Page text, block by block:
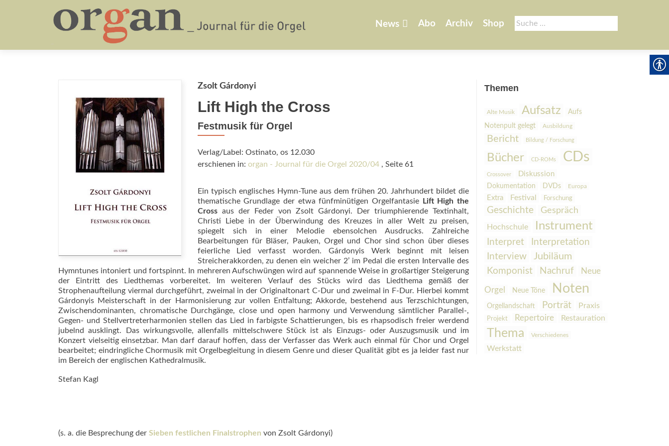
Suche
nach:
springen
News Abo Archiv Shop
Zsolt Gárdonyi
Lift High the Cross
Festmusik für Orgel
Verlag/Label: Ostinato, os 12.030
erschienen in: organ - Journal für die Orgel 2020/04, Seite 61
Ein typisch englisches Hymn-Tune aus dem frühen 20. Jahrhundert bildet die
thematische Grundlage der etwa fünfminütigen OrgelfantasieLift High the
Crossaus der Feder von Zsolt Gárdonyi. Der triumphierende Textinhalt,
Christi Liebe in der Überwindung des Kreuzes in aller Welt zu preisen,
spiegelt sich in einer Melodie ebensolchen Ausdrucks. Zahlreiche
Bearbeitungen für Bläser, Pauken, Orgel und Chor sind schon über dieses
feierliche Lied verfasst worden. Gárdonyis Werk beginnt mit leisen
Streicherakkorden, zu denen ein weicher 2’ im Pedal die ersten Intervalle des
Hymn­tunes intoniert und fortspinnt. In mehreren Aufschwüngen wird auf spannende Weise in großartiger Steigerung
der Eintritt des Liedthemas vorbereitet. Im weiteren Verlauf des Stücks wird das Liedthema gemäß der
Strophenaufteilung viermal durchgeführt, zweimal in der Originaltonart C-Dur und zweimal in F-Dur. Hierbei kommt
Gárdonyis Meisterschaft in der Harmonisierung zur vollen Entfaltung; Akkorde, be­stehend aus Terzschichtungen,
Zwischendominanten, chromatische Durchgänge, close und open harmony und Verwendung sämt­licher Parallel-,
Gegen- und Stellvertreterharmonien stellen das Lied in farbigste Schattierungen, bis es rhapsodisch freier werdend
jubelnd ausklingt. Das wirkungsvolle, allenfalls mittelschwere Stück ist als Einzugs- oder Auszugsmusik und im
Konzert vielseitig einsetzbar. Man darf darauf hoffen, dass der Verfasser das Werk auch einmal für Chor und Orgel
bearbeitet; eindringliche Chormusik mit Orgelbegleitung in diesem Genre und dieser Qualität gibt es ja leider fast nur
im Bereich der englischen Kathedralmusik.
Stefan Kagl
(s. a. die Besprechung der Sieben festlichen Finalstrophen von Zsolt Gárdonyi)
Themen
Alte Musik Aufsatz
Aufs
Notenpult gelegt
Ausbildung
Bericht Bildung / Forschung
Bücher CD-ROMs CDs
Crossover Diskussion
Dokumentation DVDs Europa
Extra Festival Forschung
Geschichte Gespräch
Hochschule Instrument
Interpret
Interpretation
Interview
Jubiläum
Komponist
Nachruf Neue
Orgel Neue Töne Noten
Orgellandschaft Porträt Praxis
Projekt Repertoire Restauration
Thema Verschiedenes
Werkstatt